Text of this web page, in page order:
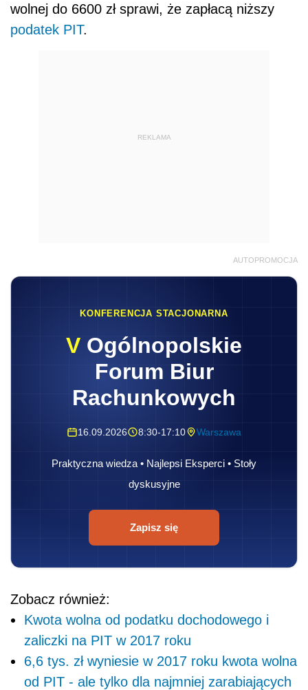
wolnej do 6600 zł sprawi, że zapłacą niższy
podatek PIT.
REKLAMA
AUTOPROMOCJA
KONFERENCJA STACJONARNA
V Ogólnopolskie
Forum Biur
Rachunkowych
16.09.2026 8:30-17:10 Warszawa
Praktyczna wiedza • Najlepsi Eksperci • Stoły
dyskusyjne
Zapisz się
Zobacz również:
Kwota wolna od podatku dochodowego i
zaliczki na PIT w 2017 roku
6,6 tys. zł wyniesie w 2017 roku kwota wolna
od PIT - ale tylko dla najmniej zarabiających